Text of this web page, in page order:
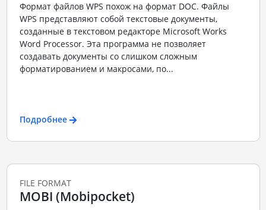
Формат файлов WPS похож на формат DOC. Файлы
WPS представляют собой текстовые документы,
созданные в текстовом редакторе Microsoft Works
Word Processor. Эта программа не позволяет
создавать документы со слишком сложным
форматированием и макросами, по...
Подробнее
FILE FORMAT
MOBI (Mobipocket)